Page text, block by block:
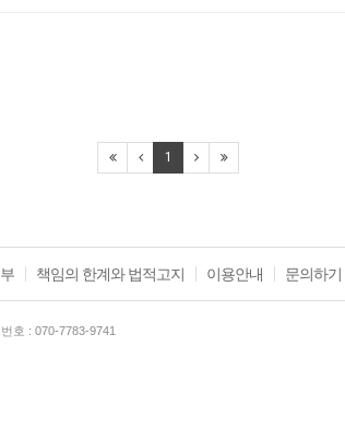
1
책임의 한계와 법적고지 이용안내 문의하기
호 : 070-7783-9741